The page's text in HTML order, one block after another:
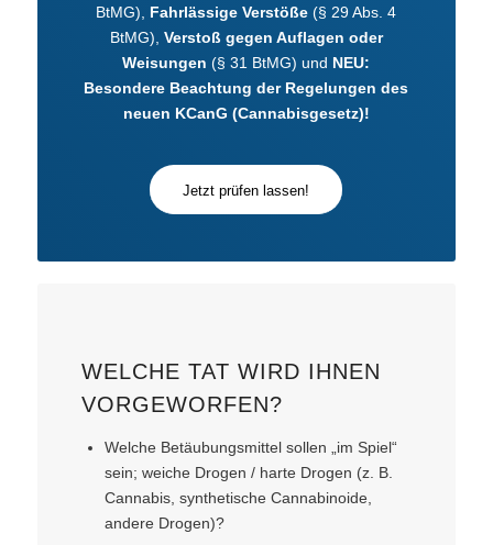
BtMG), Fahrlässige Verstöße (§ 29 Abs. 4
BtMG), Verstoß gegen Auflagen oder
Weisungen (§ 31 BtMG) und NEU:
Besondere Beachtung der Regelungen des
neuen KCanG (Cannabisgesetz)!
Jetzt prüfen lassen!
WELCHE TAT WIRD IHNEN
VORGEWORFEN?
Welche Betäubungsmittel sollen „im Spiel“
sein; weiche Drogen / harte Drogen (z. B.
Cannabis, synthetische Cannabinoide,
andere Drogen)?